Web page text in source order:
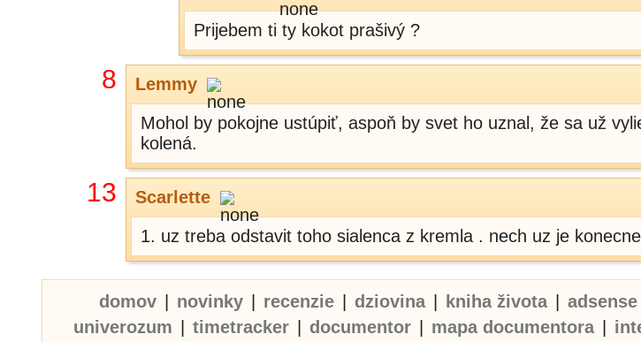
Prijebem ti ty kokot prašivý ?
8 Lemmy
Mohol by pokojne ustúpiť, aspoň by svet ho uznal, že sa už
kolená.
13 Scarlette
1. uz treba odstavit toho sialenca z kremla . nech uz je
domov novinky recenzie dziovina kniha života adsense
univerozum
timetracker documentor mapa documentora